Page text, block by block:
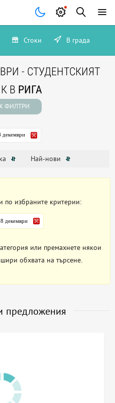
Стоки В града
- СТУДЕНТСКИЯТ
В РИГА
ФИЛТРИ
декември
Най-нови
по избраните критерии:
8 декември
или премахнете някои
обхвата на търсене.
предложения